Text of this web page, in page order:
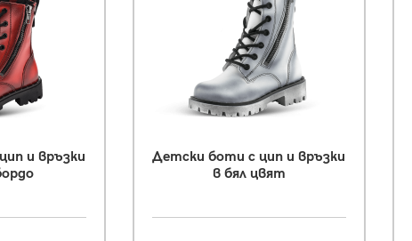
и връзки
Детски боти с цип и връзки
в бял цвят